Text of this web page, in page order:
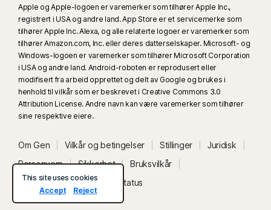
Apple og Apple-logoen er varemerker som tilhører Apple Inc.,
registrert i USA og andre land. App Store er et servicemerke som
tilhører Apple Inc. Alexa, og alle relaterte logoer er varemerker som
tilhører Amazon.com, Inc. eller deres datterselskaper. Microsoft- og
Windows-logoen er varemerker som tilhører Microsoft Corporation
i USA og andre land. Android-roboten er reprodusert eller
modifisert fra arbeid opprettet og delt av Google og brukes i
henhold til vilkår som er beskrevet i Creative Commons 3.0
Attribution License. Andre navn kan være varemerker som tilhører
sine respektive eiere.
Om Gen Vilkår og betingelser Stillinger
Juridisk
Personvern
Sikkerhet
Bruksvilkår
Tilgjengelighet
Systemstatus
This site uses cookies
Accept
Reject